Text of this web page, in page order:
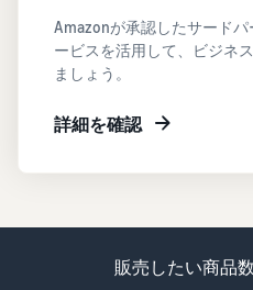
Amazonが承認したサード
ービスを活用して、ビジネ
ましょう。
詳細を確認
販売したい商品